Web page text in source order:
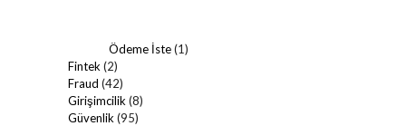
Ödeme İste(1)
Fintek (2)
Fraud (42)
Girişimcilik (8)
Güvenlik (95)